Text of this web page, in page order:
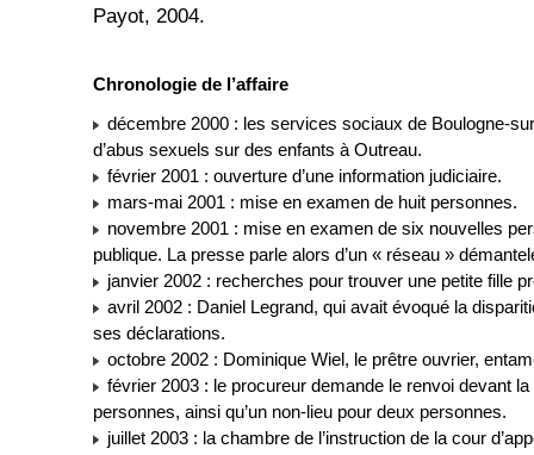
Payot, 2004.
Chronologie de l’affaire
décembre 2000 : les services sociaux de Boulogne-
d’abus sexuels sur des enfants à Outreau.
février 2001 : ouverture d’une information judiciaire.
mars-mai 2001 : mise en examen de huit personnes.
novembre 2001 : mise en examen de six nouvelles
publique. La presse parle alors d’un « réseau »
janvier 2002 : recherches pour trouver une petite fille
avril 2002 : Daniel Legrand, qui avait évoqué la
ses déclarations.
octobre 2002 : Dominique Wiel, le prêtre ouvrier,
février 2003 : le procureur demande le renvoi devant
personnes, ainsi qu’un non-lieu pour deux personnes.
juillet 2003 : la chambre de l’instruction de la cour